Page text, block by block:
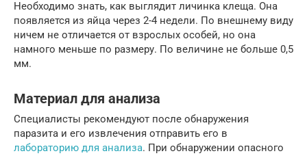
Необходимо знать, как выглядит личинка клеща. Она
появляется из яйца через 2-4 недели. По внешнему виду
ничем не отличается от взрослых особей, но она
намного меньше по размеру. По величине не больше 0,5
мм.
Материал для анализа
Специалисты рекомендуют после обнаружения
паразита и его извлечения отправить его в
лабораторию для анализа. При обнаружении опасного